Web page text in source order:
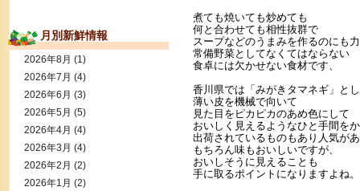
煮ても焼いても炒めても
何と合わせても相性抜群で
スープなどのうまみを作るのにも
常備野菜としてなくてはならない
食卓には欠かせない食材です、
香川県では「みがきタマネギ」と
薄い皮を機械で向いて
見た目をピカピカのあめ色にして
おいしく見えるようなひと手間を
出荷されているものもあり人気が
もちろん味もおいしいですが、
おいしそうに見えることも
手に取るポイントになりますよね。
月別新鮮情報
2026年8月 (1)
2026年7月 (4)
2026年6月 (3)
2026年5月 (5)
2026年4月 (4)
2026年3月 (4)
2026年2月 (2)
2026年1月 (2)